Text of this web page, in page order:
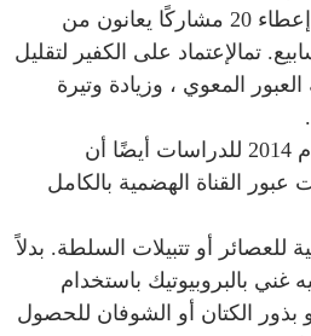
في إحدى الدراسات ، تم إعطاء 20 مشاركًا يعانون من
الكفير لمدة 4 أسابيع. تمالإعتماد على الكفير لتقليل
المعوي ، وزيادة وتيرة
وجدت مراجعة أجريت عام 2014 للدراسات أيضًا أن
القناة الهضمية بالكامل
للعصائر أو تتبيلات السلطة. بدلاً
بالبروبيوتيك باستخدام
بذور الكتان أو الشوفان للحصول